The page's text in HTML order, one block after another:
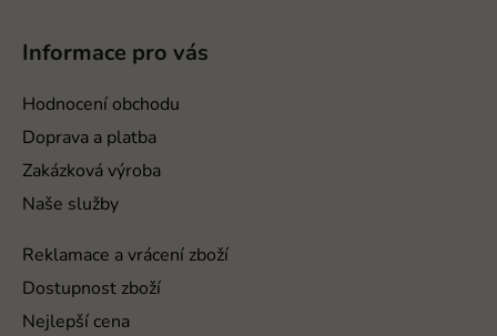
Informace pro vás
Hodnocení obchodu
Doprava a platba
Zakázková výroba
Naše služby
Reklamace a vrácení zboží
Dostupnost zboží
Nejlepší cena